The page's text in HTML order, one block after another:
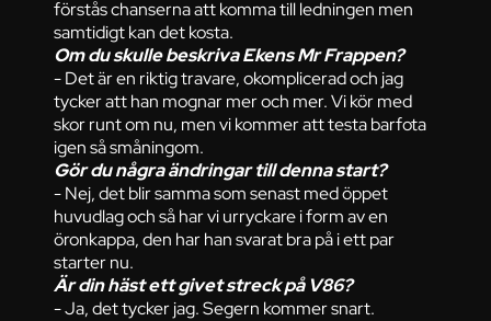
förstås chanserna att komma till ledningen men
samtidigt kan det kosta.
Om du skulle beskriva Ekens Mr Frappen?
- Det är en riktig travare, okomplicerad och jag
tycker att han mognar mer och mer. Vi kör med
skor runt om nu, men vi kommer att testa barfota
igen så småningom.
Gör du några ändringar till denna start?
- Nej, det blir samma som senast med öppet
huvudlag och så har vi urryckare i form av en
öronkappa, den har han svarat bra på i ett par
starter nu.
Är din häst ett givet streck på V86?
- Ja, det tycker jag. Segern kommer snart.